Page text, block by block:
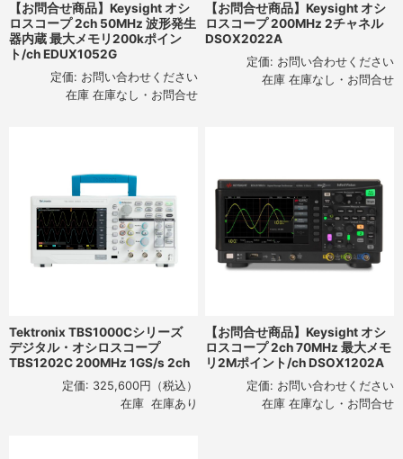
【お問合せ商品】Keysight オシ
ロスコープ 2ch 50MHz 波形発生
器内蔵 最大メモリ200kポイン
ト/ch EDUX1052G
定価: お問い合わせください
在庫 在庫なし・お問合せ
【お問合せ商品】Keysight オシ
ロスコープ 200MHz 2チャネル
DSOX2022A
定価: お問い合わせください
在庫 在庫なし・お問合せ
Tektronix TBS1000Cシリーズ
デジタル・オシロスコープ
TBS1202C 200MHz 1GS/s 2ch
定価: 325,600円
（税込）
在庫 在庫あり
【お問合せ商品】Keysight オシ
ロスコープ 2ch 70MHz 最大メモ
リ2Mポイント/ch DSOX1202A
定価: お問い合わせください
在庫 在庫なし・お問合せ